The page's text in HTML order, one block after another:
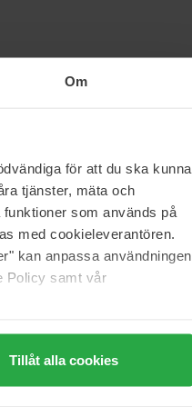
Om
för att du ska kunna
tjänster, mäta och
som används på
med cookieleverantören.
kan anpassa användningen
Policy samt vår
Tillåt alla cookies